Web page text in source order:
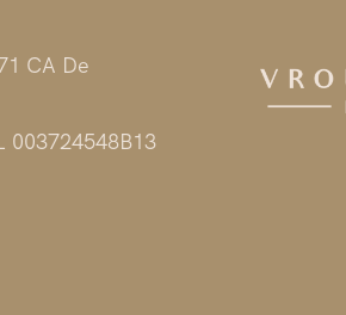
CA De
003724548B13